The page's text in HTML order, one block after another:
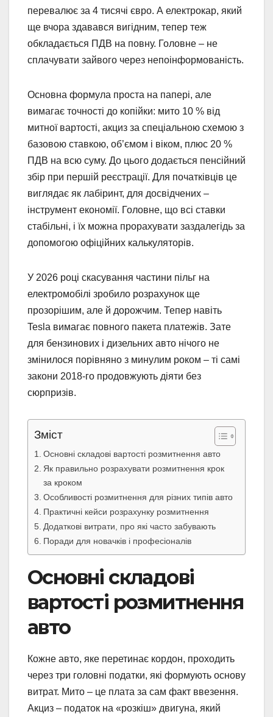
перевалює за 4 тисячі євро. А електрокар, який
ще вчора здавався вигідним, тепер теж
обкладається ПДВ на повну. Головне – не
сплачувати зайвого через непоінформованість.
Основна формула проста на папері, але
вимагає точності до копійки: мито 10 % від
митної вартості, акциз за спеціальною схемою з
базовою ставкою, об’ємом і віком, плюс 20 %
ПДВ на всю суму. До цього додається пенсійний
збір при першій реєстрації. Для початківців це
виглядає як лабіринт, для досвідчених –
інструмент економії. Головне, що всі ставки
стабільні, і їх можна прорахувати заздалегідь за
допомогою офіційних калькуляторів.
У 2026 році скасування частини пільг на
електромобілі зробило розрахунок ще
прозорішим, але й дорожчим. Тепер навіть
Tesla вимагає повного пакета платежів. Зате
для бензинових і дизельних авто нічого не
змінилося порівняно з минулим роком – ті самі
закони 2018-го продовжують діяти без
сюрпризів.
Зміст
Основні складові вартості розмитнення авто
Як правильно розрахувати розмитнення крок
за кроком
Особливості розмитнення для різних типів авто
Практичні кейси розрахунку розмитнення
Додаткові витрати, про які часто забувають
Поради для новачків і професіоналів
Основні складові
вартості розмитнення
авто
Кожне авто, яке перетинає кордон, проходить
через три головні податки, які формують основу
витрат. Мито – це плата за сам факт ввезення.
Акциз – податок на «розкіш» двигуна, який